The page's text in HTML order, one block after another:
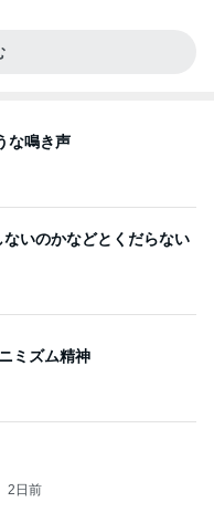
な鳴き声
いのかなどとくだらない
ミズム精神
2日前